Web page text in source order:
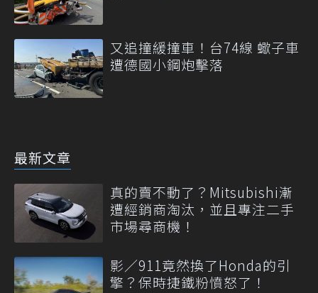
又追撞緩撞車！台74線 蠍子車
遭德國小鋼炮擊落
最新文章
真的賣不動了？Mitsubishi漸
遭經銷商淘汰，並且專注二手
市場尋商機！
影／911竟然換了Honda的引
擎？保時捷鐵粉憤怒了！